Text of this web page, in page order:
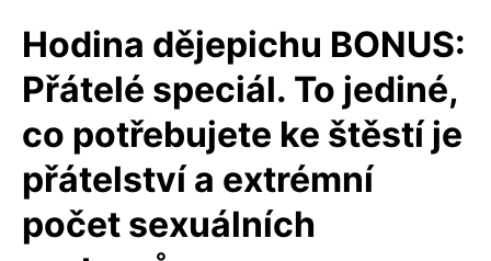
Hodina dějepichu BONUS:
Přátelé speciál. To jediné,
co potřebujete ke štěstí je
přátelství a extrémní
počet sexuálních